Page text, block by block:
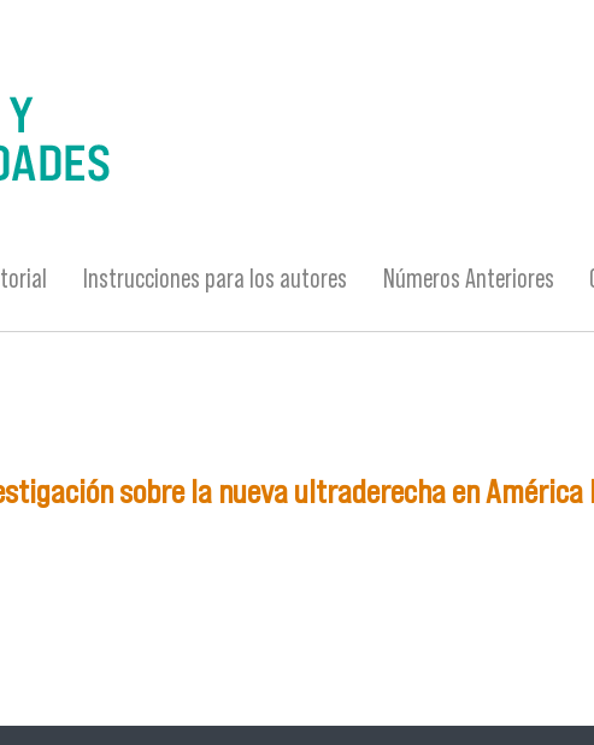
Instrucciones para los autores Números Anteriores
sobre la nueva ultraderecha en América
sobre la nueva ultraderecha en América Latina